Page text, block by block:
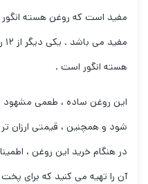
مفید است که روغن هسته
هسته انگور است .
این روغن ساده ، طعمی مشهود
شود و همچنین ، قیمتی ارزان
در هنگام خرید این روغن ،
آن را تهیه می کنید که برای